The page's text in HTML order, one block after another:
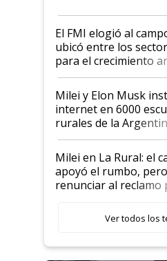
de Milei
El FMI elogió al
ubicó entre los
para el crecimiento
Milei y Elon Musk
internet en 6000
rurales de la
a un acuerdo con
Milei en La Rural: el
apoyó el rumbo,
renunciar al reclamo
Ver todos los